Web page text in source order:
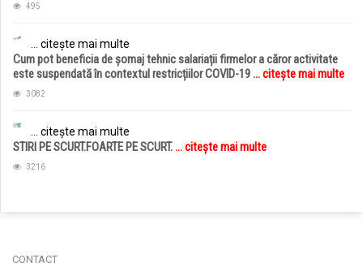
495
... citește mai multe
Cum pot beneficia de șomaj tehnic salariații firmelor a căror activitate
este suspendată în contextul restricțiilor COVID-19... citește mai multe
3082
... citește mai multe
STIRI PE SCURT.FOARTE PE SCURT.... citește mai multe
3216
CONTACT